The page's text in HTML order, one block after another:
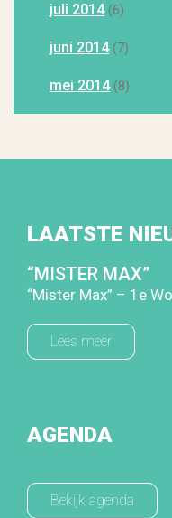
juli 2014(6)
juni 2014(7)
mei 2014(8)
LAATSTE
“MISTER MAX”
“Mister Max” – 1e
Lees meer
AGENDA
Bekijk agenda